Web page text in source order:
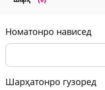
номатонро нависед
шарҳатонро гузоред